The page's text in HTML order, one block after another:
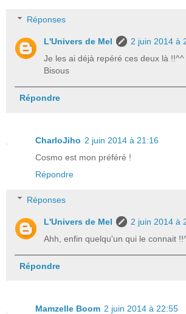
Réponses
L'Univers de Mel
2 juin 2014 à
Je les ai déjà repéré ces deux là !!^^
Bisous
Répondre
CharloJiho 2 juin 2014 à 21:16
Cosmo est mon préféré !
Répondre
Réponses
L'Univers de Mel
2 juin 2014 à
Ahh, enfin quelqu'un qui le connait
Répondre
Mamzelle Boom 2 juin 2014 à 22:55